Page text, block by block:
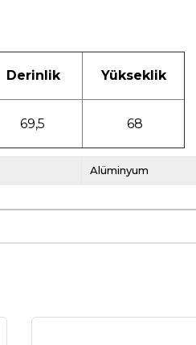
Derinlik Yükseklik
69,5 68
Alüminyum